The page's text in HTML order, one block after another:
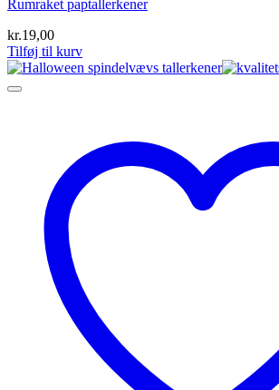
Rumraket paptallerkener
kr.19,00
Tilføj til kurv